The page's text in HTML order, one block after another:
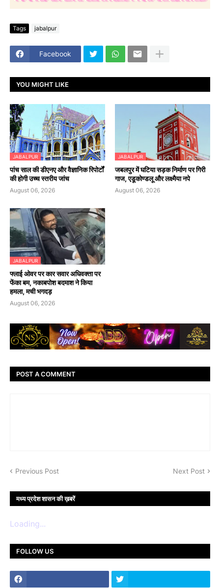
Tags jabalpur
Facebook
YOU MIGHT LIKE
JABALPUR
पांच साल की डीएनए और वैज्ञानिक रिपोर्टों
की होगी उच्च स्तरीय जांच
August 06, 2026
JABALPUR
जबलपुर में घटिया सड़क निर्माण पर गिरी
गाज, एडूकोण्डलू और लक्ष्मैया नपे
August 06, 2026
JABALPUR
फ्लाई ओवर पर कार सवार अधिवक्ता पर
फेंका बम, नकाबपोश बदमाश ने किया
हमला, मची भगदड़
August 06, 2026
POST A COMMENT
Previous Post Next Post
मध्य प्रदेश शासन की ख़बरें
Loading...
FOLLOW US